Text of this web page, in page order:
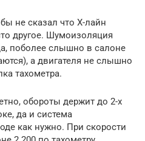
не сказал что Х-лайн
другое. Шумоизоляция
поболее слышно в салоне
а двигателя не слышно
тахометра.
обороты держит до 2-х
да и система
как нужно. При скорости